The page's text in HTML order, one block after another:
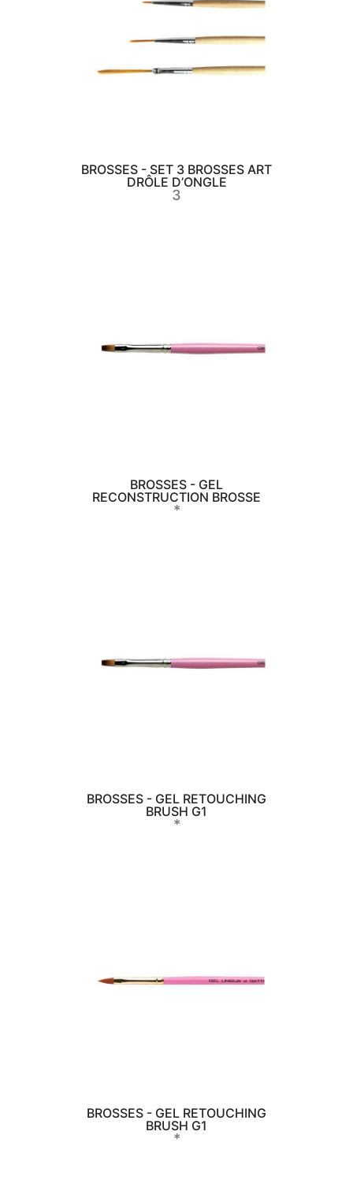
BROSSES - SET 3 BROSSES ART
DRÔLE D’ONGLE
3
BROSSES - GEL
RECONSTRUCTION BROSSE
*
BROSSES - GEL RETOUCHING
BRUSH G1
*
BROSSES - GEL RETOUCHING
BRUSH G1
*